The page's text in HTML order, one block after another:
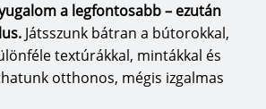
a legfontosabb – ezután
Játsszunk bátran a bútorokkal,
textúrákkal, mintákkal és
otthonos, mégis izgalmas